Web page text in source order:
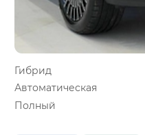
Гибрид
Автоматическая
Полный